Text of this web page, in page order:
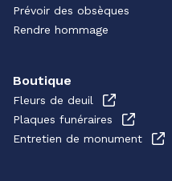
Prévoir des obsèques
Rendre hommage
Boutique
Fleurs de deuil
Plaques funéraires
Entretien de monument